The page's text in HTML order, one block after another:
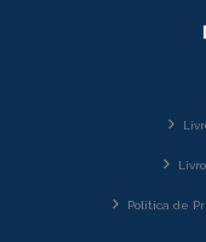
Política de